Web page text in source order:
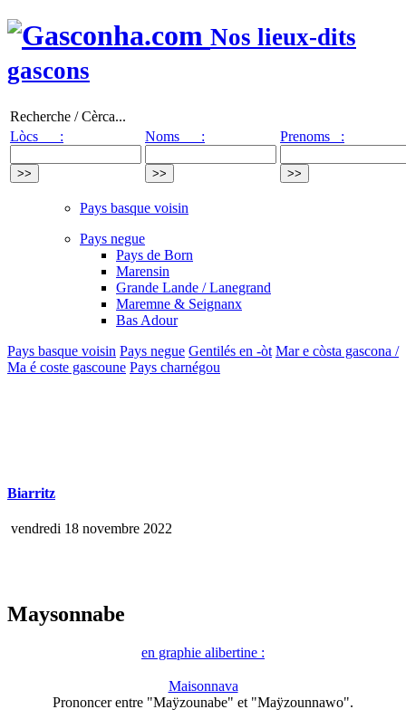
Nos lieux-dits
gascons
Recherche / Cèrca...
Lòcs :
Noms : Prenoms :
Pays basque voisin
Pays negue
Pays de Born
Marensin
Grande Lande / Lanegrand
Maremne & Seignanx
Bas Adour
Pays basque voisin Pays negue Gentilés en -òt Mar e còsta gascona /
Ma é coste gascoune Pays charnégou
Biarritz
vendredi 18 novembre 2022
Maysonnabe
en graphie alibertine :
Maisonnava
Prononcer entre "Maÿzounabe" et "Maÿzounnawo".